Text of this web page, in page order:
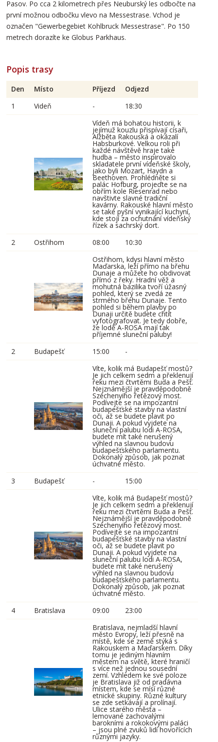
Pasov. Po cca 2 kilometrech přes Neuburský les odbočte na
první možnou odbočku vlevo na Messestrase. Vchod je
označen "Gewerbegebiet Kohlbruck Messestrase". Po 150
metrech dorazíte ke Globus Parkhaus.
Popis trasy
Den Místo Příjezd
Odjezd
1
Videň -
18:30
Vídeň má bohatou historii, k
jejímuž kouzlu přispívají císaři,
Alžběta Rakouská a okázalí
Habsburkové. Velkou roli při
každé návštěvě hraje také
hudba – město inspirovalo
skladatele první vídeňské školy,
jako byli Mozart, Haydn a
Beethoven. Prohlédněte si
palác Hofburg, projeďte se na
obřím kole Riesenrad nebo
navštivte slavné tradiční
kavárny. Rakouské hlavní město
se také pyšní vynikající kuchyní,
kde stojí za ochutnání vídeňský
řízek a sachrský dort.
2
Ostřihom 08:00
10:30
Ostřihom, kdysi hlavní město
Maďarska, leží přímo na břehu
Dunaje a můžete ho obdivovat
přímo z řeky. Hradní věž a
mohutná bazilika tvoří úžasný
pohled, který se zvedá ze
strmého břehu Dunaje. Tento
pohled si během plavby po
Dunaji určitě budete chtít
vyfotografovat. Je tedy dobře,
že lodě A-ROSA mají tak
příjemné sluneční paluby!
2
Budapešť 15:00
-
Víte, kolik má Budapešť mostů?
Je jich celkem sedm a překlenují
řeku mezi čtvrtěmi Buda a Pešť.
Nejznámější je pravděpodobně
Széchenyiho řetězový most.
Podívejte se na impozantní
budapešťské stavby na vlastní
oči, až se budete plavit po
Dunaji. A pokud vyjdete na
sluneční palubu lodi A-ROSA,
budete mít také nerušený
výhled na slavnou budovu
budapešťského parlamentu.
Dokonalý způsob, jak poznat
úchvatné město.
3
Budapešť -
15:00
Víte, kolik má Budapešť mostů?
Je jich celkem sedm a překlenují
řeku mezi čtvrtěmi Buda a Pešť.
Nejznámější je pravděpodobně
Széchenyiho řetězový most.
Podívejte se na impozantní
budapešťské stavby na vlastní
oči, až se budete plavit po
Dunaji. A pokud vyjdete na
sluneční palubu lodi A-ROSA,
budete mít také nerušený
výhled na slavnou budovu
budapešťského parlamentu.
Dokonalý způsob, jak poznat
úchvatné město.
4
Bratislava 09:00
23:00
Bratislava, nejmladší hlavní
město Evropy, leží přesně na
místě, kde se země stýká s
Rakouskem a Maďarskem. Díky
tomu je jediným hlavním
městem na světě, které hraničí
s více než jednou sousední
zemí. Vzhledem ke své poloze
je Bratislava již od pradávna
místem, kde se mísí různé
etnické skupiny. Různé kultury
se zde setkávají a prolínají.
Ulice starého města –
lemované zachovalými
barokními a rokokovými paláci
– jsou plné zvuků lidí hovořících
různými jazyky.